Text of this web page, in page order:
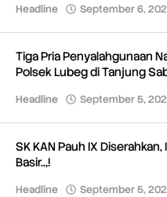
Headline September 6,
Tiga Pria Penyalahgunaan
Polsek Lubeg di Tanjung
Headline September 5,
SK KAN Pauh IX
Basir..,!
Headline September 5,